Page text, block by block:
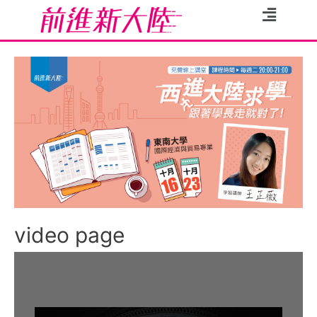
video page